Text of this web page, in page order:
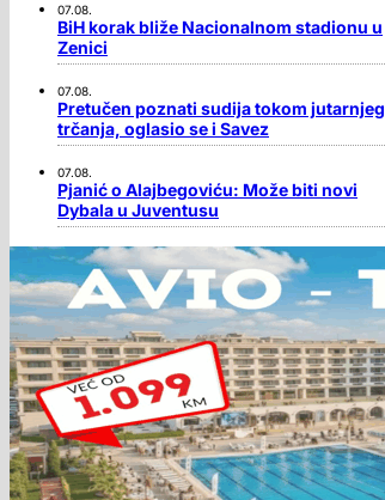
07.08.
BiH korak bliže Nacionalnom stadionu u
Zenici
07.08.
Pretučen poznati sudija tokom jutarnjeg
trčanja, oglasio se i Savez
07.08.
Pjanić o Alajbegoviću: Može biti novi
Dybala u Juventusu